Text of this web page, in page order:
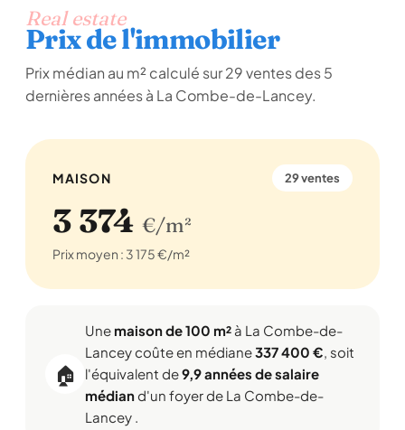
Real estate
Prix de l'immobilier
Prix médian au m² calculé sur 29 ventes des 5
dernières années à La Combe-de-Lancey.
MAISON 29 ventes
3 374 €/m²
Prix moyen : 3 175 €/m²
🏠
Une maison de 100 m² à La Combe-de-
Lancey coûte en médiane337 400 €, soit
l'équivalent de9,9 années de salaire
médiand'un foyer de La Combe-de-
Lancey .